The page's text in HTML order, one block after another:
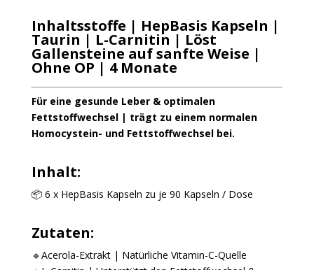
Inhaltsstoffe | HepBasis Kapseln |
Taurin | L-Carnitin | Löst
Gallensteine auf sanfte Weise |
Ohne OP | 4 Monate
Für eine gesunde Leber & optimalen
Fettstoffwechsel | trägt zu einem normalen
Homocystein- und Fettstoffwechsel bei.
Inhalt:
📦 6 x HepBasis Kapseln zu je 90 Kapseln / Dose
Zutaten:
🔹Acerola-Extrakt | Natürliche Vitamin-C-Quelle